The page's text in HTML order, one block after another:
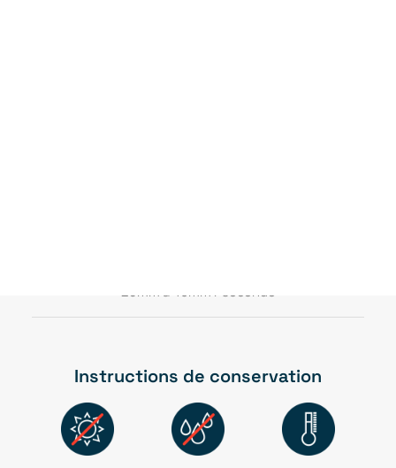
25mm à 40mm / seconde
Instructions de conservation